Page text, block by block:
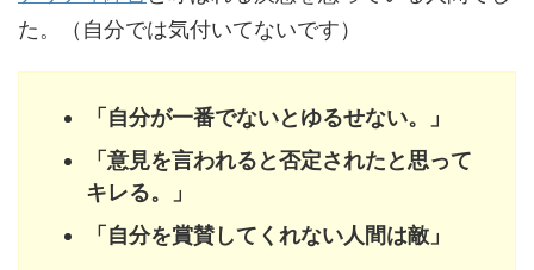
た。（自分では気付いてないです）
「自分が一番でないとゆるせない。」
「意見を言われると否定されたと思って
キレる。」
「自分を賞賛してくれない人間は敵」